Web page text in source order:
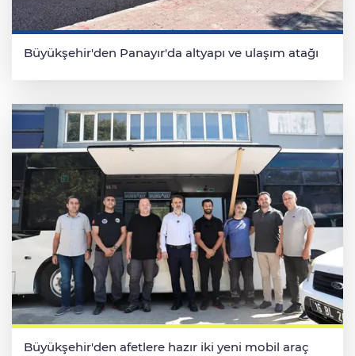
Büyükşehir'den Panayır'da altyapı ve ulaşım atağı
Büyükşehir'den afetlere hazır iki yeni mobil araç